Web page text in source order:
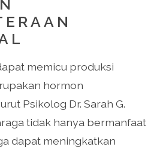
memicu produksi
hormon
Psikolog Dr. Sarah G.
tidak hanya bermanfaat
dapat meningkatkan